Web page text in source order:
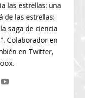
las estrellas: una
de las estrellas:
saga de ciencia
Colaborador en
en Twitter,